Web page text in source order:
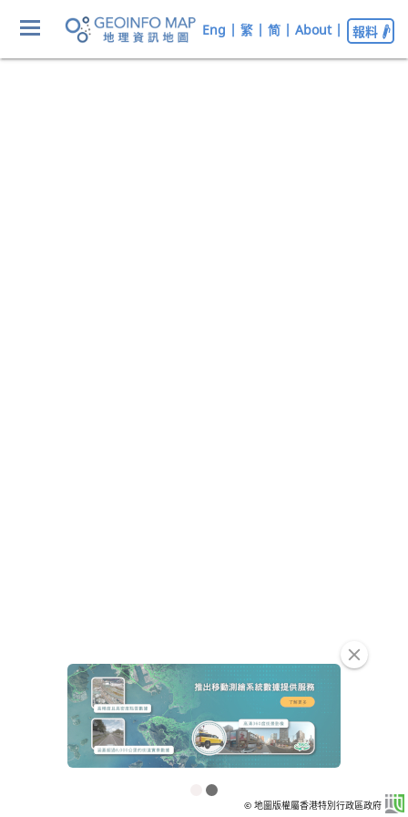
Eng | 繁 | 简 | About | 報料
© 地圖版權屬香港特別行政區政府
clear